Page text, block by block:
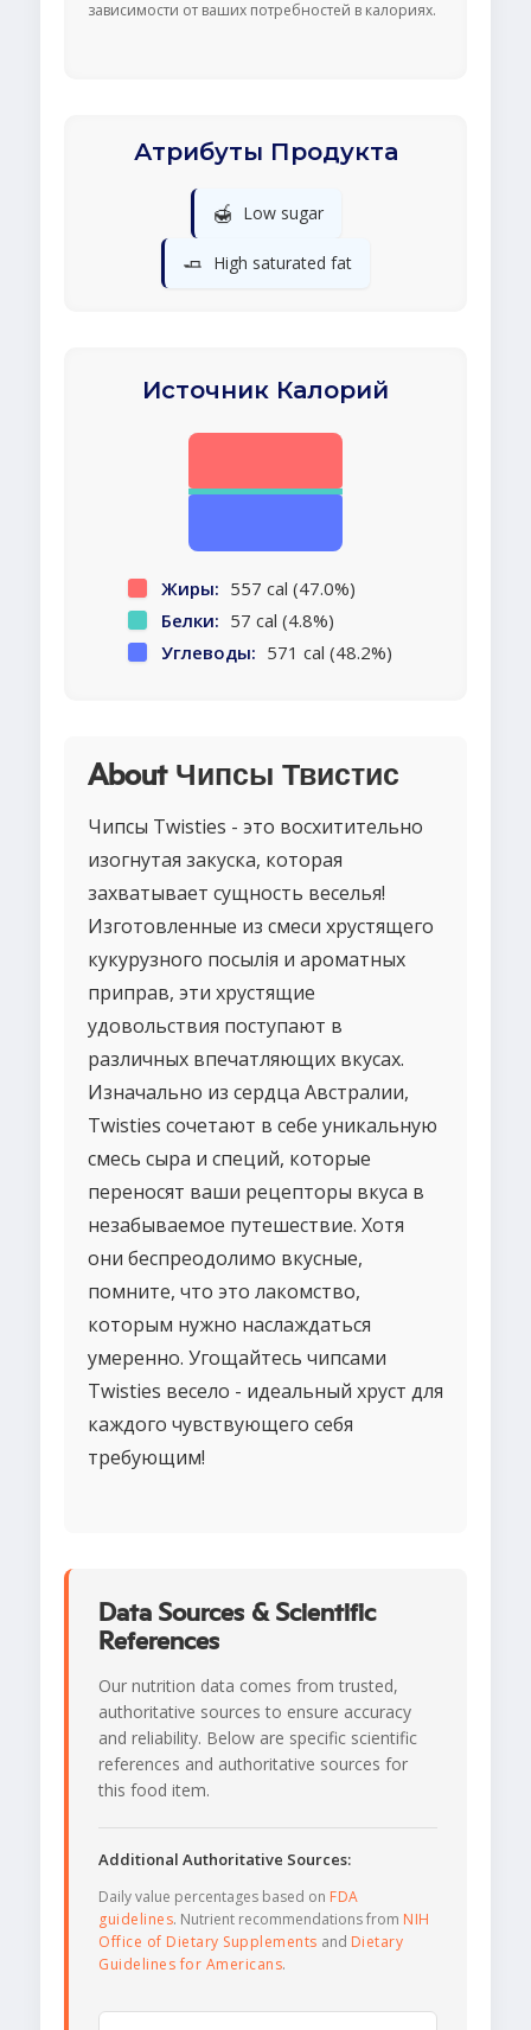
зависимости от ваших потребностей в калориях.
Атрибуты Продукта
🍯 Low sugar
🧈 High saturated fat
Источник Калорий
Жиры: 557 cal (47.0%)
Белки: 57 cal (4.8%)
Углеводы: 571 cal (48.2%)
About Чипсы Твистис
Чипсы Twisties - это восхитительно
изогнутая закуска, которая
захватывает сущность веселья!
Изготовленные из смеси хрустящего
кукурузного посылія и ароматных
приправ, эти хрустящие
удовольствия поступают в
различных впечатляющих вкусах.
Изначально из сердца Австралии,
Twisties сочетают в себе уникальную
смесь сыра и специй, которые
переносят ваши рецепторы вкуса в
незабываемое путешествие. Хотя
они беспреодолимо вкусные,
помните, что это лакомство,
которым нужно наслаждаться
умеренно. Угощайтесь чипсами
Twisties весело - идеальный хруст для
каждого чувствующего себя
требующим!
Data Sources & Scientific
References
Our nutrition data comes from trusted,
authoritative sources to ensure accuracy
and reliability. Below are specific scientific
references and authoritative sources for
this food item.
Additional Authoritative Sources:
Daily value percentages based on FDA
guidelines. Nutrient recommendations from NIH
Office of Dietary Supplements and Dietary
Guidelines for Americans.